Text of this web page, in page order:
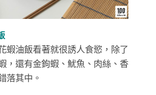
蝦油飯看著就很誘人食慾，除了
，還有金鉤蝦、魷魚、肉絲、香
落其中。